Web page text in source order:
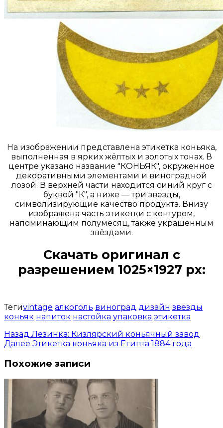
На изображении представлена этикетка коньяка,
выполненная в ярких жёлтых и золотых тонах. В
центре указано название "КОНЬЯК", окруженное
декоративными элементами и виноградной
лозой. В верхней части находится синий круг с
буквой "К", а ниже — три звезды,
символизирующие качество продукта. Внизу
изображена часть этикетки с контуром,
напоминающим полумесяц, также украшенным
звёздами.
Скачать оригинал с
разрешением 1025×1927 px:
Тегиvintage алкоголь виноград дизайн звезды
коньяк напиток настойка упаковка этикетка
Назад Лезинка: Кизлярский коньячный завод
Далее Этикетка коньяка из Египта 1884 года
Похожие записи